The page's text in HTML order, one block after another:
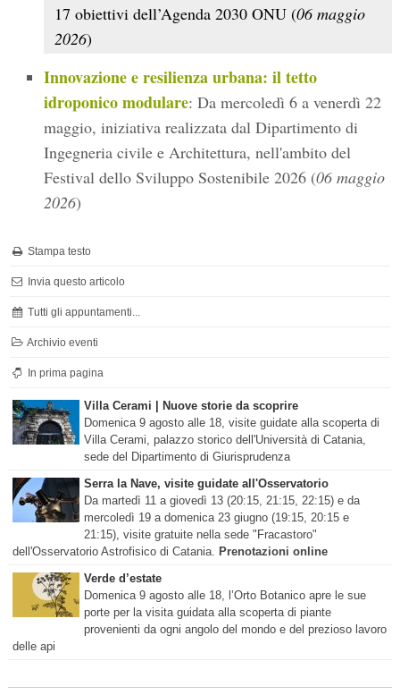
17 obiettivi dell’Agenda 2030 ONU (06 maggio
2026)
Innovazione e resilienza urbana: il tetto
idroponico modulare: Da mercoledì 6 a venerdì 22
maggio, iniziativa realizzata dal Dipartimento di
Ingegneria civile e Architettura, nell'ambito del
Festival dello Sviluppo Sostenibile 2026 (06 maggio
2026)
Stampa testo
Invia questo articolo
Tutti gli appuntamenti...
Archivio eventi
In prima pagina
Villa Cerami | Nuove storie da scoprire
Domenica 9 agosto alle 18, visite guidate alla scoperta di
Villa Cerami, palazzo storico dell'Università di Catania,
sede del Dipartimento di Giurisprudenza
Serra la Nave, visite guidate all'Osservatorio
Da martedì 11 a giovedì 13 (20:15, 21:15, 22:15) e da
mercoledì 19 a domenica 23 giugno (19:15, 20:15 e
21:15), visite gratuite nella sede "Fracastoro"
dell'Osservatorio Astrofisico di Catania. Prenotazioni online
Verde d’estate
Domenica 9 agosto alle 18, l’Orto Botanico apre le sue
porte per la visita guidata alla scoperta di piante
provenienti da ogni angolo del mondo e del prezioso lavoro
delle api